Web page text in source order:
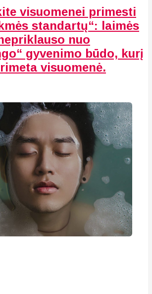
visuomenei primesti
standartų“: laimės
nuo
gyvenimo būdo, kurį
visuomenė.